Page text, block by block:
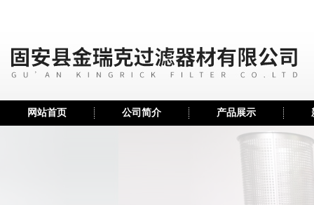
网站首页 公司简介 产品展示